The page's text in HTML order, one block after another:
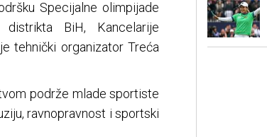
Specijalne olimpijade
BiH, Kancelarije
tehnički organizator Treća
podrže mlade sportiste
ravnopravnost i sportski